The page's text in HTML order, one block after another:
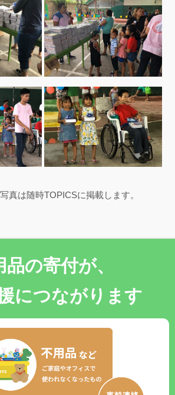
真は随時TOPICSに掲載します。
品の寄付が、
につながります